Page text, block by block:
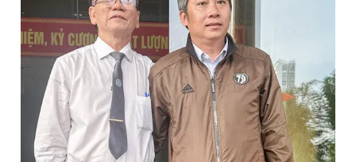
Hotline
0906 645 777
Liên hệ quảng cáo
0908 780 404
Đặt báo Quảng cáo RSS Tòa soạn Chính sách bảo
Tổng biên tập: Nguyễn Ngọc Toàn
Phó tổng biên tập thường trực: Hải Thành
Phó tổng biên tập: Lâm Hiếu Dũng